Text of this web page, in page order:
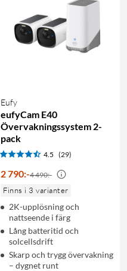
Eufy
eufyCam E40
Övervakningssystem 2-
pack
4.5 (29)
2 790:-4 490:-
Finns i 3 varianter
2K-upplösning och
nattseende i färg
Lång batteritid och
solcellsdrift
Skarp och trygg övervakning
– dygnet runt